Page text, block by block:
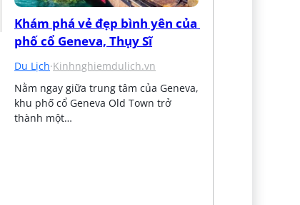
Khám phá vẻ đẹp bình yên của
phố cổ Geneva, Thụy Sĩ
Du Lịch·Kinhnghiemdulich.vn
Nằm ngay giữa trung tâm của Geneva,
khu phố cổ Geneva Old Town trở
thành một…